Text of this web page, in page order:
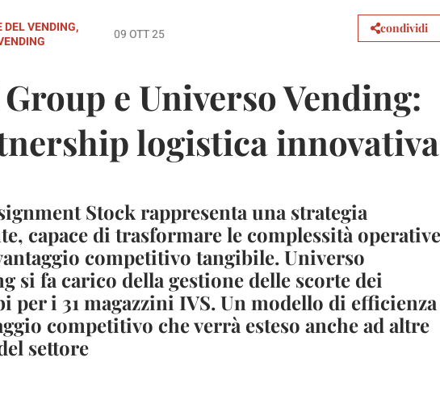
DEL VENDING,
09 OTT 25 condividi
e Universo Vending:
logistica innovativa
Stock rappresenta una strategia
capace di trasformare le complessità operative
competitivo tangibile. Universo
si fa carico della gestione delle scorte dei
per i 31 magazzini IVS. Un modello di efficienza
competitivo che verrà esteso anche ad altre
settore